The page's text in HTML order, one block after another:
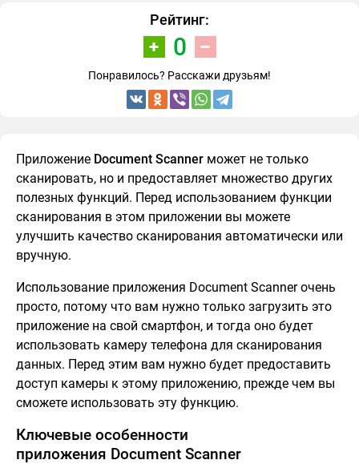
Рейтинг:
0
Понравилось? Расскажи друзьям!
Приложение Document Scanner может не только
сканировать, но и предоставляет множество других
полезных функций. Перед использованием функции
сканирования в этом приложении вы можете
улучшить качество сканирования автоматически или
вручную.
Использование приложения Document Scanner очень
просто, потому что вам нужно только загрузить это
приложение на свой смартфон, и тогда оно будет
использовать камеру телефона для сканирования
данных. Перед этим вам нужно будет предоставить
доступ камеры к этому приложению, прежде чем вы
сможете использовать эту функцию.
Ключевые особенности
приложения Document Scanner